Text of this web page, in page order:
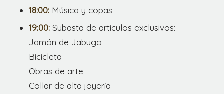
18:00:Música y copas
19:00:Subasta de artículos exclusivos:
Jamón de Jabugo
Bicicleta
Obras de arte
Collar de alta joyería